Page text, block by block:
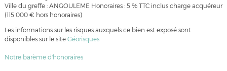
Ville du greffe : ANGOULEME Honoraires : 5 % TTC inclus charge acquéreur
(115 000 € hors honoraires)
Les informations sur les risques auxquels ce bien est exposé sont
disponibles sur le site Géorisques
Notre barème d'honoraires